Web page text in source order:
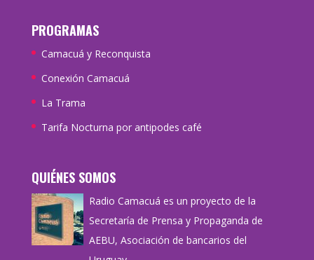
PROGRAMAS
Camacuá y Reconquista
Conexión Camacuá
La Trama
Tarifa Nocturna por antipodes café
QUIÉNES SOMOS
Radio Camacuá es un proyecto de la
Secretaría de Prensa y Propaganda de
AEBU, Asociación de bancarios del